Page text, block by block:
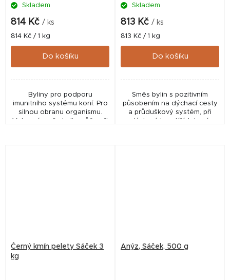
Skladem
814 Kč / ks
Měrná
cena:
814 Kč / 1 kg
Do košíku
Byliny pro podporu
imunitního systému koní. Pro
silnou obranu organismu.
Vybraná směs bylin může při
Skladem
813 Kč / ks
Měrná
cena:
813 Kč / 1 kg
Do košíku
Směs bylin s pozitivním
působením na dýchací cesty
a průduškový systém, při
dýchacích potížích koní.
Černý kmín pelety Sáček 3
kg
Anýz, Sáček, 500 g